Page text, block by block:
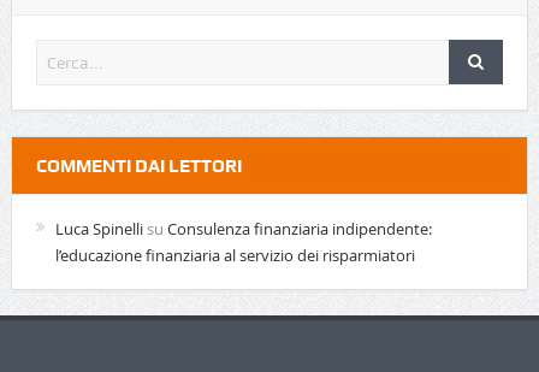
COMMENTI DAI LETTORI
Luca Spinellisu Consulenza finanziaria indipendente:
l’educazione finanziaria al servizio dei risparmiatori